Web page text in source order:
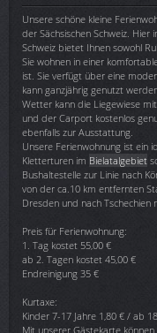
Unsere schöne kleine
der Sächsischen Schweiz.
Schweiz bietet Ihnen sowohl
Sie wohnen in einer
ist. Sie verfügt über eine
kann ganzjährig genutzt
Wetter kann die Liegewiese
und der Carport kostenlos
ebenfalls zur Ausstattung.
Unsere Ferienwohnung ist ein
Kletterturen im Bielatalgebiet
Bushaltestelle zur Linie nach
von der ca.10 km entfernten
Dresden und nach Tschechien
Preis für Ferienwohnung:
1. Tag kostet 55,00 €
ab 2. Tagen kostet 45,00 €
Endreinigung 35 €
Kurtaxe:
Kinder 7-17 Jahre 1,80 € / ab
Mit unserer Gästekarte